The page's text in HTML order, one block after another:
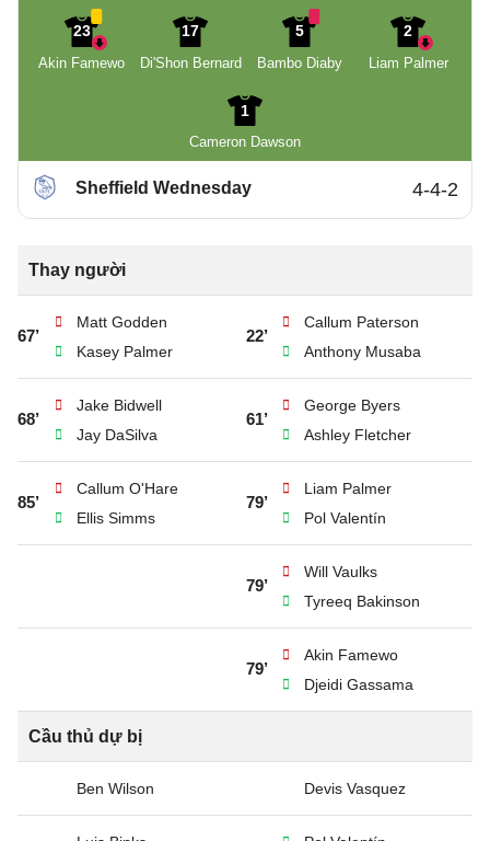
23
Akin Famewo
17
Di'Shon Bernard
5
Bambo Diaby
2
Liam Palmer
1
Cameron Dawson
Sheffield Wednesday 4-4-2
Thay người
67’
Matt Godden
Kasey Palmer
22’
Callum Paterson
Anthony Musaba
68’
Jake Bidwell
Jay DaSilva
61’
George Byers
Ashley Fletcher
85’
Callum O'Hare
Ellis Simms
79’
Liam Palmer
Pol Valentín
79’
Will Vaulks
Tyreeq Bakinson
79’
Akin Famewo
Djeidi Gassama
Cầu thủ dự bị
Ben Wilson Devis Vasquez